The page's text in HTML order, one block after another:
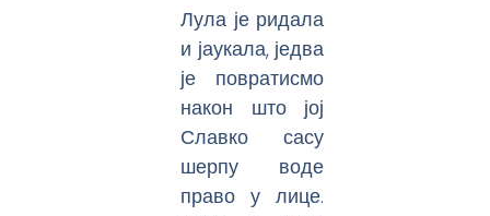
Лула је ридала
и јаукала, једва
је повратисмо
након што јој
Славко сасу
шерпу воде
право у лице.